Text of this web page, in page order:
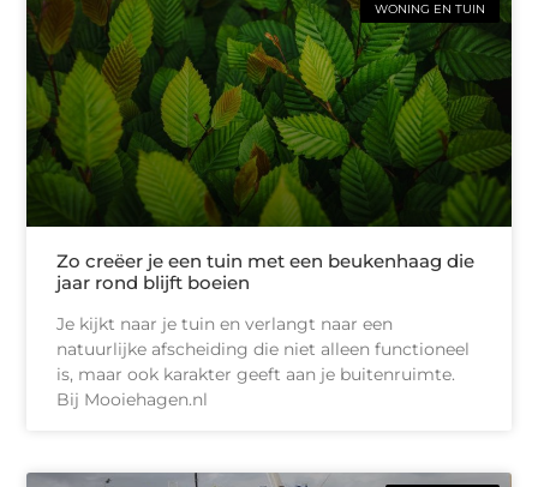
WONING EN TUIN
Zo creëer je een tuin met een beukenhaag die
jaar rond blijft boeien
Je kijkt naar je tuin en verlangt naar een
natuurlijke afscheiding die niet alleen functioneel
is, maar ook karakter geeft aan je buitenruimte.
Bij Mooiehagen.nl